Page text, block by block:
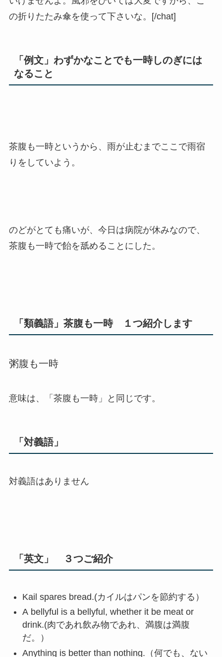
の折りたたみ傘を使って下さいな。[/chat]
「例文」わずかなことでも一時しのぎには
なること
茶腹も一時というから、雨が止むまでここで雨宿
りをしていよう。
のどがとても痛いが、今日は病院が休みなので、
茶腹も一時で飴を舐めることにした。
「類義語」茶腹も一時 １つ紹介します
粥腹も一時
意味は、「茶腹も一時」と同じです。
「対義語」
対義語はありません
「英文」 ３つご紹介
Kail spares bread.(カイルはパンを節約する）
A bellyful is a bellyful, whether it be meat or
drink.(肉であれ飲み物であれ、満腹は満腹
だ。）
Anything is better than nothing.（何でも、ない